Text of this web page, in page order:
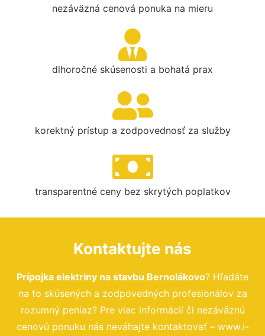
nezáväzná cenová ponuka na mieru
dlhoročné skúsenosti a bohatá prax
korektný prístup a zodpovednosť za služby
transparentné ceny bez skrytých poplatkov
Kontaktujte nás
Prípojka elektriny na stavbu Bernolákovo? Hľadáte
na to skúsených a zodpovedných profesionálov za
rozumný peniaz? Pre viac informácií či nezáväznú
cenovú ponuku nás neváhajte kontaktovať – www.i-